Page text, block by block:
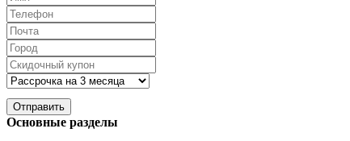
Отправить
Основные разделы